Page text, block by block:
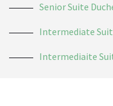
Senior Suite
Intermediate
Intermediaite